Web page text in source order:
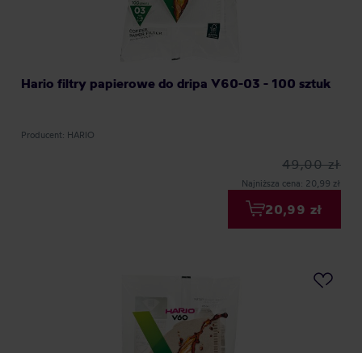
Hario filtry papierowe do dripa V60-03 - 100 sztuk
Producent: HARIO
49,00 zł
Najniższa cena: 20,99 zł
20,99 zł